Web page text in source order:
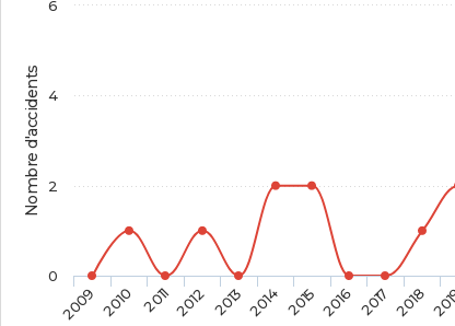
Nombre d'accidents
2009 2010 2011 2012 2013 2014 2015 2016 2017 2018
0
2
4
6